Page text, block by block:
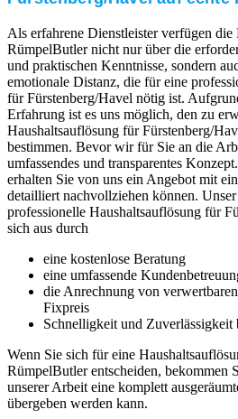
Als erfahrene Dienstleister verfügen
RümpelButler nicht nur über die
und praktischen Kenntnisse, sondern
emotionale Distanz, die für eine
für Fürstenberg/Havel nötig ist.
Erfahrung ist es uns möglich, den zu
Haushaltsauflösung für Fürstenberg/
bestimmen. Bevor wir für Sie an die
umfassendes und transparentes
erhalten Sie von uns ein Angebot mit
detailliert nachvollziehen können.
professionelle Haushaltsauflösung für
sich aus durch
eine kostenlose Beratung
eine umfassende
die Anrechnung von
Fixpreis
Schnelligkeit und
Wenn Sie sich für eine
RümpelButler entscheiden, bekommen
unserer Arbeit eine komplett
übergeben werden kann.